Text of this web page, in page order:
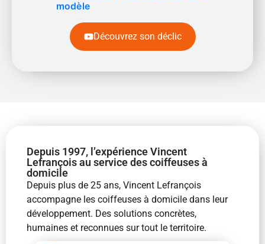
modèle
Découvrez son déclic
Depuis 1997, l’expérience Vincent
Lefrançois au service des coiffeuses à
domicile
Depuis plus de 25 ans, Vincent Lefrançois
accompagne les coiffeuses à domicile dans leur
développement. Des solutions concrètes,
humaines et reconnues sur tout le territoire.